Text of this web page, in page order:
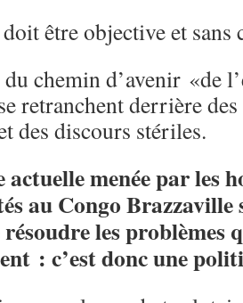
être objective et sans
chemin d’avenir «de
retranchent derrière
des discours stériles.
menée par les
au Congo Brazzaville
les problèmes
: c’est donc une